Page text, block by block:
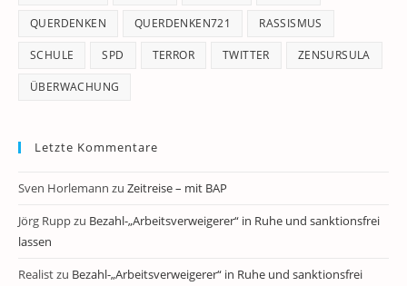
QUERDENKEN QUERDENKEN721 RASSISMUS
SCHULE SPD TERROR TWITTER ZENSURSULA
ÜBERWACHUNG
Letzte Kommentare
Sven Horlemann zu Zeitreise – mit BAP
Jörg Ruppzu Bezahl-„Arbeitsverweigerer“ in Ruhe und sanktionsfrei
lassen
Realistzu Bezahl-„Arbeitsverweigerer“ in Ruhe und sanktionsfrei